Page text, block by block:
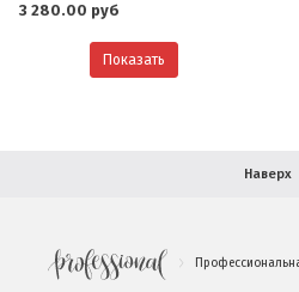
3 280.00 руб
Показать
Наверх
.
Форма обратной связи
Подарочные наборы